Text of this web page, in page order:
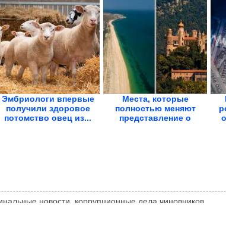
Эмбриологи впервые
получили здоровое
потомство овец из...
Места, которые
полностью меняют
представление о
новости, коррупционные дела чиновников,